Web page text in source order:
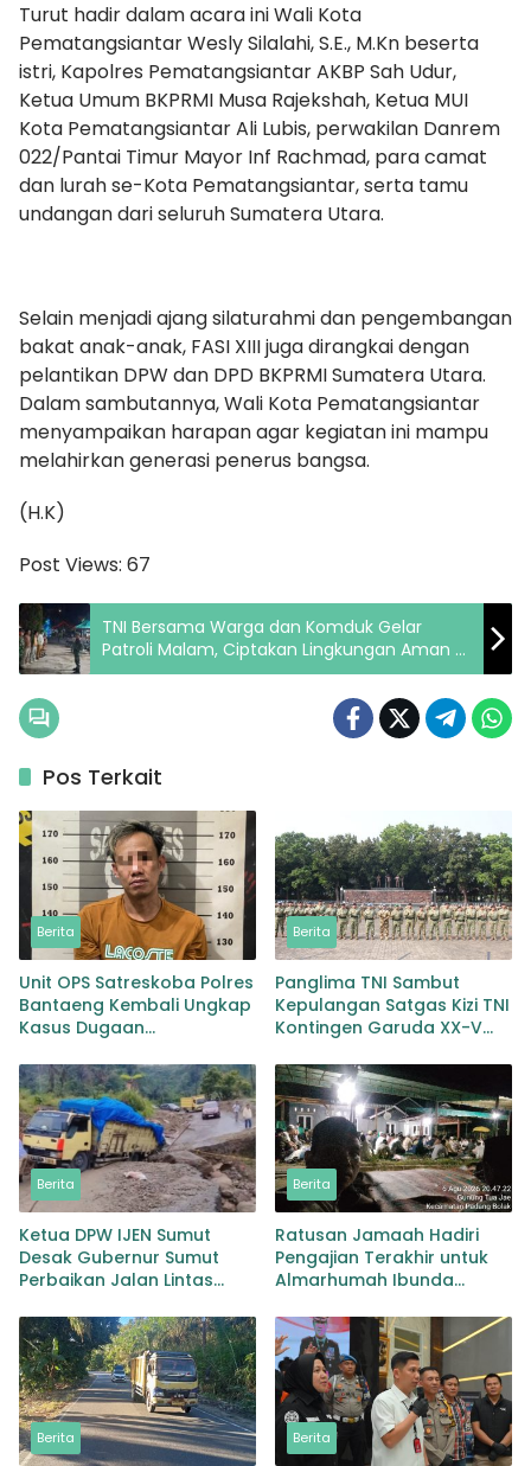
Turut hadir dalam acara ini Wali Kota
Pematangsiantar Wesly Silalahi, S.E., M.Kn beserta
istri, Kapolres Pematangsiantar AKBP Sah Udur,
Ketua Umum BKPRMI Musa Rajekshah, Ketua MUI
Kota Pematangsiantar Ali Lubis, perwakilan Danrem
022/Pantai Timur Mayor Inf Rachmad, para camat
dan lurah se-Kota Pematangsiantar, serta tamu
undangan dari seluruh Sumatera Utara.
Selain menjadi ajang silaturahmi dan pengembangan
bakat anak-anak, FASI XIII juga dirangkai dengan
pelantikan DPW dan DPD BKPRMI Sumatera Utara.
Dalam sambutannya, Wali Kota Pematangsiantar
menyampaikan harapan agar kegiatan ini mampu
melahirkan generasi penerus bangsa.
(H.K)
Post Views: 67
TNI Bersama Warga dan Komduk Gelar
Patroli Malam, Ciptakan Lingkungan Aman di
Wilayah Silimakuta
Pos Terkait
Berita
Unit OPS Satreskoba Polres
Bantaeng Kembali Ungkap
Kasus Dugaan
Peredaran Narkotika Jenis
Sabu
Berita
Panglima TNI Sambut
Kepulangan Satgas Kizi TNI
Kontingen Garuda XX-V
Berita
Ketua DPW IJEN Sumut
Desak Gubernur Sumut
Perbaikan Jalan Lintas
Lingga Bayu
Berita
Ratusan Jamaah Hadiri
Pengajian Terakhir untuk
Almarhumah Ibunda
Berita Berita